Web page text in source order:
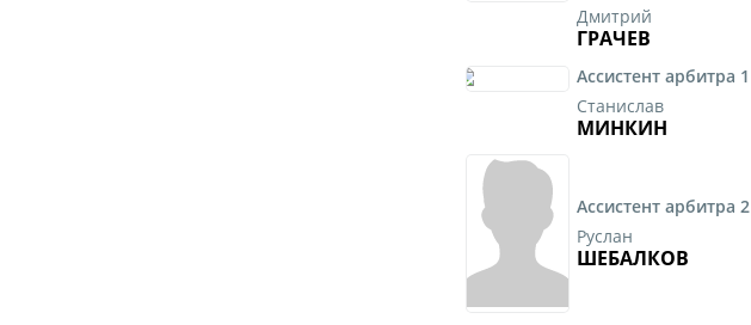
Дмитрий
ГРАЧЕВ
Ассистент арбитра 1
Станислав
МИНКИН
Ассистент арбитра 2
Руслан
ШЕБАЛКОВ